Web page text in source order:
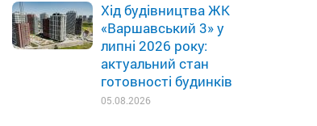
Хід будівництва ЖК
«Варшавський 3» у
липні 2026 року:
актуальний стан
готовності будинків
05.08.2026